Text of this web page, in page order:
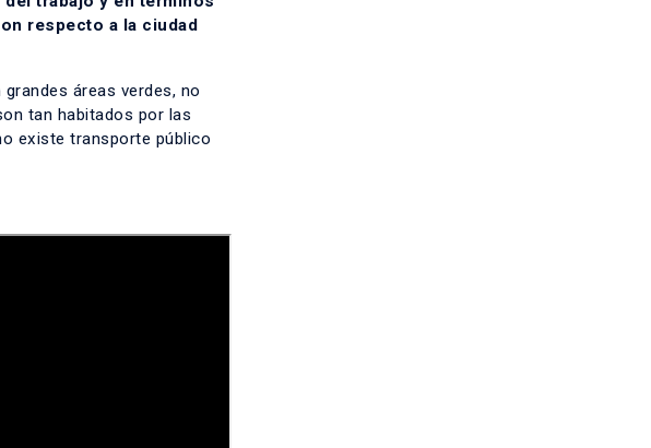
respecto a la ciudad
áreas verdes, no
tan habitados por las
existe transporte público